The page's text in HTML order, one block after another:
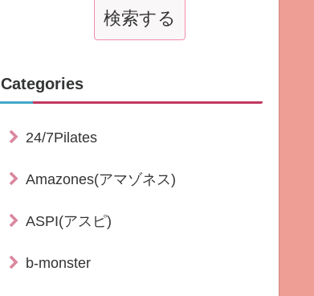
Categories
24/7Pilates
Amazones(アマゾネス)
ASPI(アスピ)
b-monster